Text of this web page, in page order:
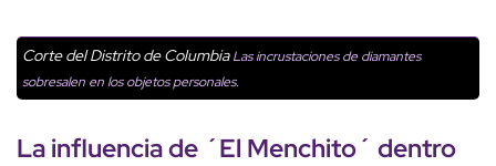
Corte del Distrito de ColumbiaLas incrustaciones de diamantes
sobresalen en los objetos personales.
La influencia de ´El Menchito´ dentro